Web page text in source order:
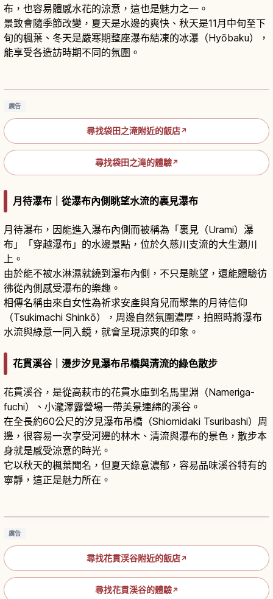
布，也容易體感水花的涼意，這也是魅力之一。
景致會隨季節改變，夏天是水邊的爽快、秋天是11月中旬至下
旬的楓葉、冬天是嚴寒期整座瀑布結凍的冰瀑（Hyōbaku），
能享受各造訪時期不同的氛圍。
袋田瀑布攻略｜日本三名瀑、高120公尺四段落
廣告
尋找袋田之滝附近的飯店↗
尋找袋田之滝的體驗↗
月待瀑布｜從瀑布內側眺望水流的裏見瀑布
月待瀑布，因能進入瀑布內側而被稱為「裏見（Urami）瀑
布」「穿越瀑布」的水邊景點，位於久慈川支流的大生瀨川
上。
由於能不被水淋濕就繞到瀑布內側，不只是眺望，還能體驗彷
彿從內側感受瀑布的樂趣。
相傳名稱由來自女性為祈求安產與育兒而聚集的月待信仰
（Tsukimachi Shinkō），周邊自然氛圍濃厚，拍照時將瀑布
水流與綠意一同入鏡，就會呈現涼爽的印象。
花貫溪谷｜漫步汐見瀑布吊橋與清流的綠色散步
花貫溪谷，是從高萩市的花貫水庫到名馬里淵（Nameriga-
fuchi）、小瀧澤露營場一帶美景連綿的溪谷。
在全長約60公尺的汐見瀑布吊橋（Shiomidaki Tsuribashi）周
邊，很容易一次享受河邊的林木、清流與瀑布的景色，散步本
身就是感受涼意的時光。
它以秋天的楓葉聞名，但夏天綠意濃郁，容易品味溪谷特有的
寧靜，這正是魅力所在。
茨城・花貫溪谷攻略｜汐見瀑布吊橋與紅葉絕景
廣告
尋找花貫渓谷附近的飯店↗
尋找花貫渓谷的體驗↗